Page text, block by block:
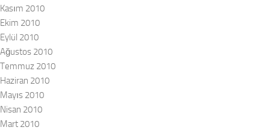
Kasım 2010
Ekim 2010
Eylül 2010
Ağustos 2010
Temmuz 2010
Haziran 2010
Mayıs 2010
Nisan 2010
Mart 2010